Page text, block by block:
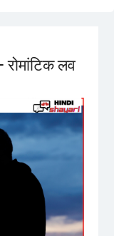
लव